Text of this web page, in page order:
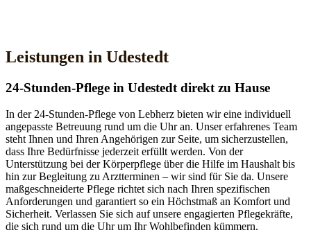
Leistungen in Udestedt
24-Stunden-Pflege in Udestedt direkt zu Hause
In der 24-Stunden-Pflege von Lebherz bieten wir eine individuell
angepasste Betreuung rund um die Uhr an. Unser erfahrenes Team
steht Ihnen und Ihren Angehörigen zur Seite, um sicherzustellen,
dass Ihre Bedürfnisse jederzeit erfüllt werden. Von der
Unterstützung bei der Körperpflege über die Hilfe im Haushalt bis
hin zur Begleitung zu Arztterminen – wir sind für Sie da. Unsere
maßgeschneiderte Pflege richtet sich nach Ihren spezifischen
Anforderungen und garantiert so ein Höchstmaß an Komfort und
Sicherheit. Verlassen Sie sich auf unsere engagierten Pflegekräfte,
die sich rund um die Uhr um Ihr Wohlbefinden kümmern.